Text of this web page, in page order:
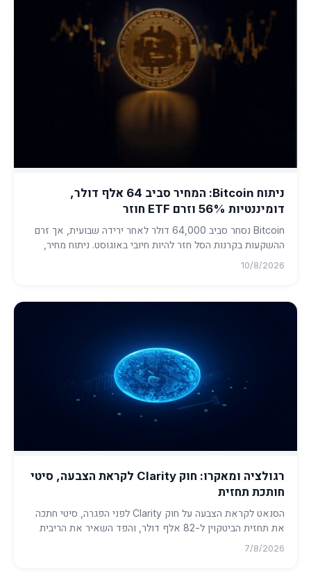
ניתוח Bitcoin: המחיר סביב 64 אלף דולר,
דומיננטיות 56% וזרם ETF חוזר
Bitcoin נסחר סביב 64,000 דולר לאחר ירידה שבועית, אך זרם
ההשקעות בקרנות הסל חזר להיות חיובי באוגוסט. ניתוח מחיר,
דומיננטי...
10/8/2026
רגולציה ומאקרו: חוק Clarity לקראת הצבעה, סיטי
חותכת תחזית
הסנאט לקראת הצבעה על חוק Clarity לפני הפגרה, סיטי חתכה
את תחזית הביטקוין ל-82 אלף דולר, והפד השאיר את הריבית
ללא שינוי. ...
7/8/2026